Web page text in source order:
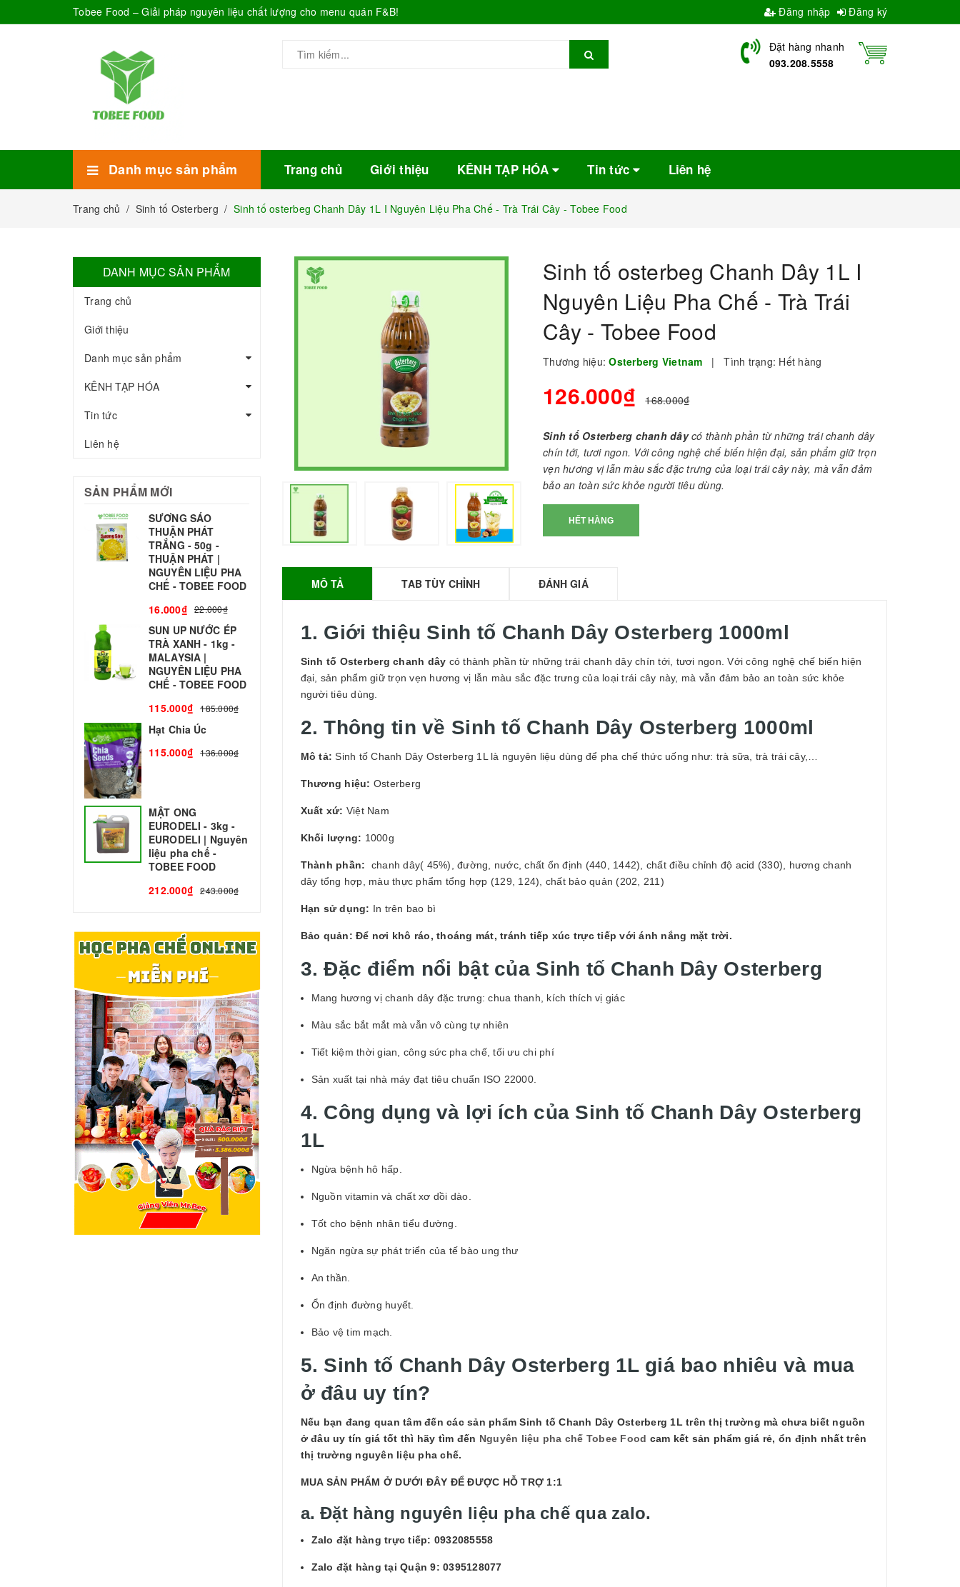
Tobee Food – Giải pháp nguyên liệu chất lượng cho menu quán F&B! Đăng nhập Đăng ký
Đặt hàng nhanh
093.208.5558
Danh mục sản phẩm Trang chủ Giới thiệu KÊNH TẠP HÓA Tin tức Liên hệ
Trang chủ / Sinh tố Osterberg / Sinh tố osterbeg Chanh Dây 1L I Nguyên Liệu Pha Chế - Trà Trái Cây - Tobee Food
Sinh tố osterbeg Chanh Dây 1L I
Nguyên Liệu Pha Chế - Trà Trái
Cây - Tobee Food
Thương hiệu: Osterberg Vietnam | Tình trạng: Hết hàng
126.000₫ 168.000₫
Sinh tố Osterberg chanh dâycó thành phần từ những trái chanh dây
chín tới, tươi ngon. Với công nghệ chế biến hiện đại, sản phẩm giữ trọn
vẹn hương vị lẫn màu sắc đặc trưng của loại trái cây này, mà vẫn đảm
bảo an toàn sức khỏe người tiêu dùng.
HẾT HÀNG
MÔ TẢ TAB TÙY CHỈNH ĐÁNH GIÁ
1. Giới thiệu Sinh tố Chanh Dây Osterberg 1000ml
Sinh tố Osterberg chanh dây có thành phần từ những trái chanh dây chín tới, tươi ngon. Với công nghệ chế biến hiện
đại, sản phẩm giữ trọn vẹn hương vị lẫn màu sắc đặc trưng của loại trái cây này, mà vẫn đảm bảo an toàn sức khỏe
người tiêu dùng.
2. Thông tin về Sinh tố Chanh Dây Osterberg 1000ml
Mô tả:Sinh tố Chanh Dây Osterberg 1L là nguyên liệu dùng để pha chế thức uống như: trà sữa, trà trái cây,…
Thương hiệu: Osterberg
Xuất xứ: Việt Nam
Khối lượng: 1000g
Thành phần:
chanh dây( 45%), đường, nước, chất ổn định (440, 1442), chất điều chỉnh độ acid (330), hương chanh
dây tổng hợp, màu thực phẩm tổng hợp (129, 124), chất bảo quản (202, 211)
Hạn sử dụng: In trên bao bì
Bảo quản: Để nơi khô ráo, thoáng mát, tránh tiếp xúc trực tiếp với ánh nắng mặt trời.
3. Đặc điểm nổi bật của Sinh tố Chanh Dây Osterberg
Mang hương vị chanh dây đặc trưng: chua thanh, kích thích vị giác
Màu sắc bắt mắt mà vẫn vô cùng tự nhiên
Tiết kiệm thời gian, công sức pha chế, tối ưu chi phí
Sản xuất tại nhà máy đạt tiêu chuẩn ISO 22000.
4. Công dụng và lợi ích của Sinh tố Chanh Dây Osterberg
1L
Ngừa bệnh hô hấp.
Nguồn vitamin và chất xơ dồi dào.
Tốt cho bệnh nhân tiểu đường.
Ngăn ngừa sự phát triển của tế bào ung thư
An thần.
Ổn định đường huyết.
Bảo vệ tim mạch.
5. Sinh tố Chanh Dây Osterberg 1L giá bao nhiêu và mua
ở đâu uy tín?
Nếu bạn đang quan tâm đến các sản phẩmSinh tố Chanh Dây Osterberg 1L trên thị trường mà chưa biết nguồn
ở đâu uy tín giá tốt thì hãy tìm đến Nguyên liệu pha chế Tobee Food cam kết sản phẩm giá rẻ, ổn định nhất trên
thị trường nguyên liệu pha chế.
MUA SẢN PHẨM Ở DƯỚI ĐÂY ĐỂ ĐƯỢC HỖ TRỢ 1:1
a. Đặt hàng nguyên liệu pha chế qua zalo.
Zalo đặt hàng trực tiếp: 0932085558
Zalo đặt hàng tại Quận 9: 0395128077
DANH MỤC SẢN PHẨM
Trang chủ
Giới thiệu
Danh mục sản phẩm
KÊNH TẠP HÓA
Tin tức
Liên hệ
SẢN PHẨM MỚI
SƯƠNG SÁO
THUẬN PHÁT
TRẮNG - 50g -
THUẬN PHÁT |
NGUYÊN LIỆU PHA
CHẾ - TOBEE FOOD
16.000₫ 22.000₫
SUN UP NƯỚC ÉP
TRÀ XANH - 1kg -
MALAYSIA |
NGUYÊN LIỆU PHA
CHẾ - TOBEE FOOD
115.000₫
185.000₫
Hạt Chia Úc
115.000₫
136.000₫
MẬT ONG
EURODELI - 3kg -
EURODELI | Nguyên
liệu pha chế -
TOBEE FOOD
212.000₫
243.000₫
BỘT SỮA TOBEE
THANH VỊ - 300g -
TOBEE FOOD | Bột
TOBEE FOOD
BIỆT 50G - ROYAL I
NGUYÊN LIỆU PHA
CHẾ - TOBEE FOOD
12.000₫ 25.000₫